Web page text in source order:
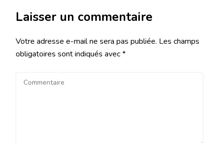
Laisser un commentaire
Votre adresse e-mail ne sera pas publiée. Les champs
obligatoires sont indiqués avec*